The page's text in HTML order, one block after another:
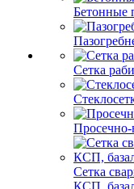
Бетонные
Сетка
Просечно-
Сетка
КСП,